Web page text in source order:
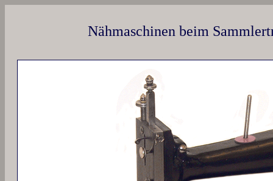
Nähmaschinen beim